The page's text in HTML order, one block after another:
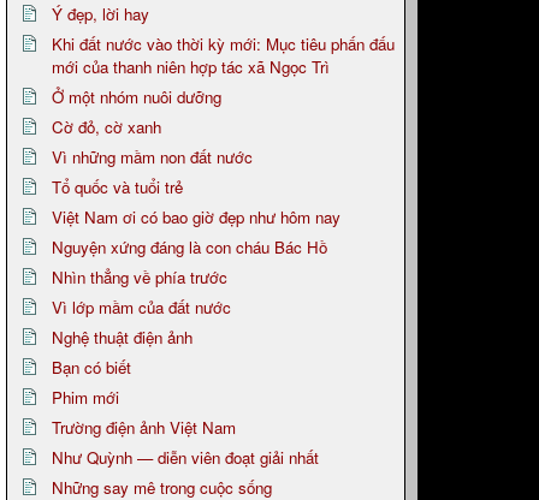
Ý đẹp, lời hay
Khi đất nước vào thời kỳ mới: Mục tiêu phấn đấu
mới của thanh niên hợp tác xã Ngọc Trì
Ở một nhóm nuôi dưỡng
Cờ đỏ, cờ xanh
Vì những mầm non đất nước
Tổ quốc và tuổi trẻ
Việt Nam ơi có bao giờ đẹp như hôm nay
Nguyện xứng đáng là con cháu Bác Hồ
Nhìn thẳng về phía trước
Vì lớp mầm của đất nước
Nghệ thuật điện ảnh
Bạn có biết
Phim mới
Trường điện ảnh Việt Nam
Như Quỳnh — diễn viên đoạt giải nhất
Những say mê trong cuộc sống